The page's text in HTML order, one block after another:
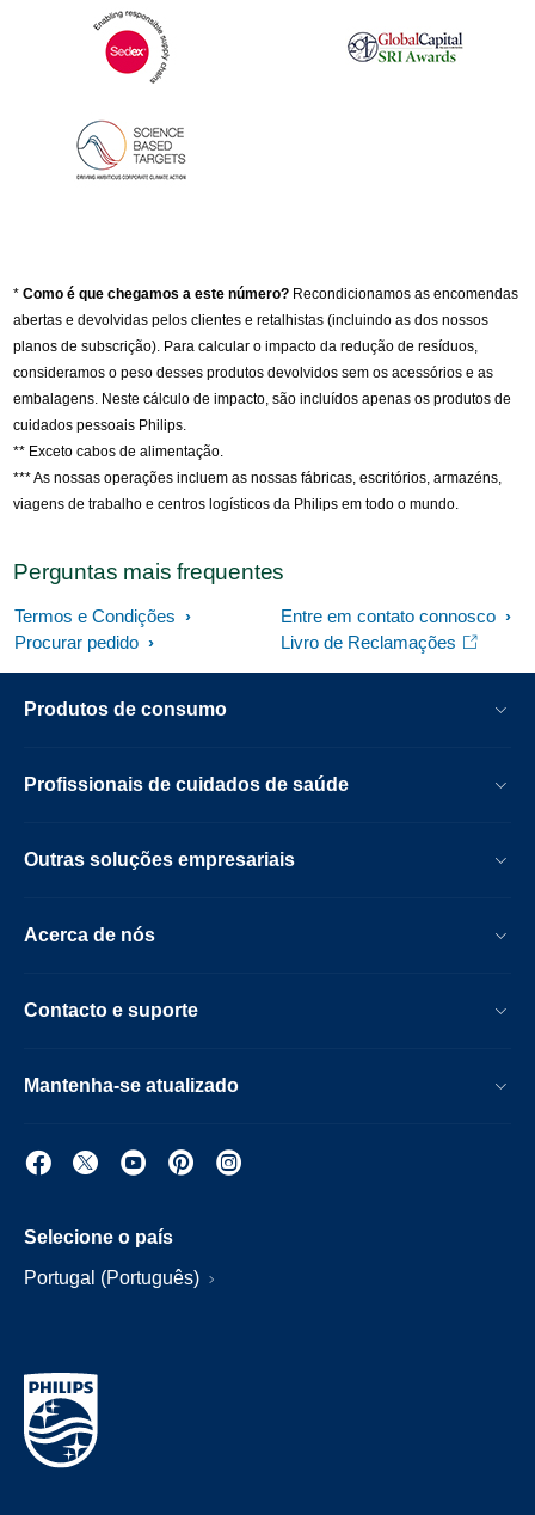
*Como é que chegamos a este número? Recondicionamos as encomendas
abertas e devolvidas pelos clientes e retalhistas (incluindo as dos nossos
planos de subscrição). Para calcular o impacto da redução de resíduos,
consideramos o peso desses produtos devolvidos sem os acessórios e as
embalagens. Neste cálculo de impacto, são incluídos apenas os produtos de
cuidados pessoais Philips.
** Exceto cabos de alimentação.
*** As nossas operações incluem as nossas fábricas, escritórios, armazéns,
viagens de trabalho e centros logísticos da Philips em todo o mundo.
Perguntas mais frequentes
Termos e Condições
Procurar pedido
Entre em contato connosco
Livro de Reclamações
Produtos de consumo
Profissionais de cuidados de saúde
Outras soluções empresariais
Acerca de nós
Contacto e suporte
Mantenha-se atualizado
Selecione o país
Portugal (Português)